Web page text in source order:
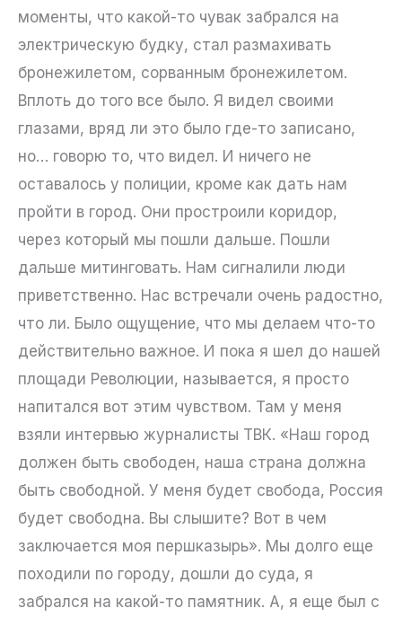
моменты, что какой-то чувак забрался на
электрическую будку, стал размахивать
бронежилетом, сорванным бронежилетом.
Вплоть до того все было. Я видел своими
глазами, вряд ли это было где-то записано,
но… говорю то, что видел. И ничего не
оставалось у полиции, кроме как дать нам
пройти в город. Они простроили коридор,
через который мы пошли дальше. Пошли
дальше митинговать. Нам сигналили люди
приветственно. Нас встречали очень радостно,
что ли. Было ощущение, что мы делаем что-то
действительно важное. И пока я шел до нашей
площади Революции, называется, я просто
напитался вот этим чувством. Там у меня
взяли интервью журналисты ТВК. «Наш город
должен быть свободен, наша страна должна
быть свободной. У меня будет свобода, Россия
будет свободна. Вы слышите? Вот в чем
заключается моя першказырь». Мы долго еще
походили по городу, дошли до суда, я
забрался на какой-то памятник. А, я еще был с